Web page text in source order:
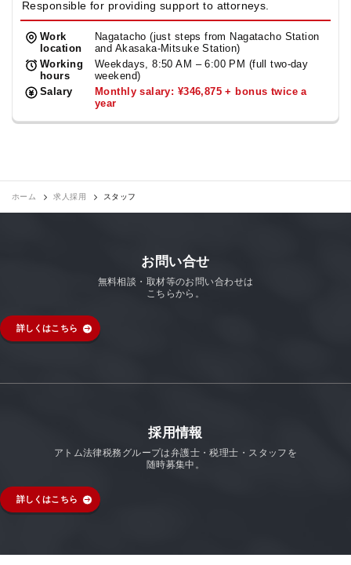
Responsible for providing support to attorneys.
Work
location
Nagatacho (just steps from Nagatacho Station
and Akasaka-Mitsuke Station)
Working
hours
Weekdays, 8:50 AM – 6:00 PM (full two-day
weekend)
Salary
Monthly salary: ¥346,875 + bonus twice a
year
ホーム 求人採用 スタッフ
お問い合せ
無料相談・取材等のお問い合わせは
こちらから。
詳しくはこちら
採用情報
アトム法律税務グループは弁護士・税理士・スタッフを
随時募集中。
詳しくはこちら